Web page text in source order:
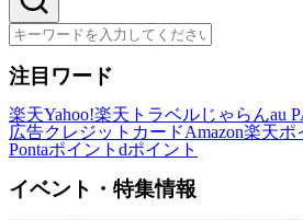
注目ワード
楽天Yahoo!楽天トラベルじゃらんau
広告クレジットカードAmazon楽天ポ
Pontaポイント dポイント
イベント・特集情報